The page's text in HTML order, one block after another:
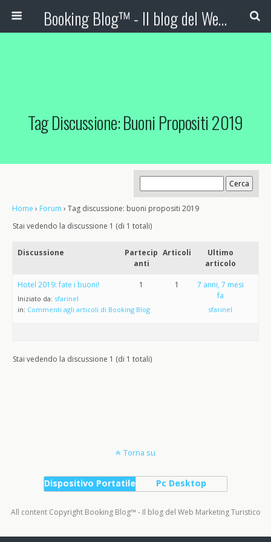
Booking Blog™ - Il blog del Web Marketing Turistico
Tag Discussione: Buoni Propositi 2019
Home › Forum › Tag discussione: buoni propositi 2019
Stai vedendo la discussione 1 (di 1 totali)
Discussione
Partecip
anti
Articoli
Ultimo
articolo
Hotel 2019: fate i buoni!
Iniziato da: sfarinel
in: Commenti agli articoli di Booking Blog
1 1
7 anni, 7 mesi
fa
sfarinel
Stai vedendo la discussione 1 (di 1 totali)
Torna su
Dispositivo Portatile Pc Desktop
All content Copyright Booking Blog™ - Il blog del Web Marketing Turistico